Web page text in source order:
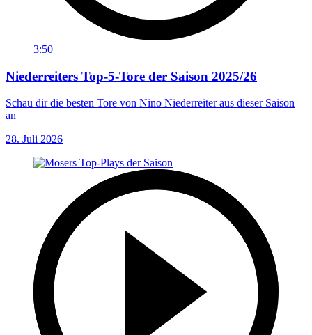
3:50
Niederreiters Top-5-Tore der Saison 2025/26
Schau dir die besten Tore von Nino Niederreiter aus dieser Saison
an
28. Juli 2026